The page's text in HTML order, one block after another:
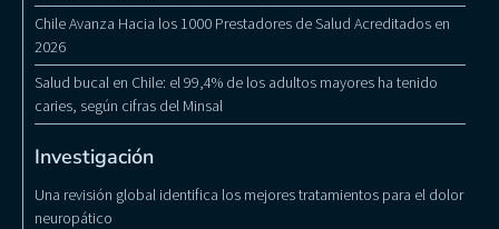
Chile Avanza Hacia los 1000 Prestadores de Salud Acreditados en
2026
Salud bucal en Chile: el 99,4% de los adultos mayores ha tenido
caries, según cifras del Minsal
Investigación
Una revisión global identifica los mejores tratamientos para el dolor
neuropático